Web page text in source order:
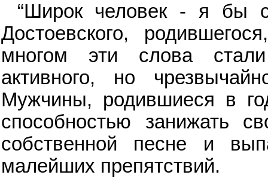
“Широк человек - я бы
Достоевского,
многом эти слова
активного, но
Мужчины, родившиеся в
способностью занижать
собственной песне и
малейших препятствий.